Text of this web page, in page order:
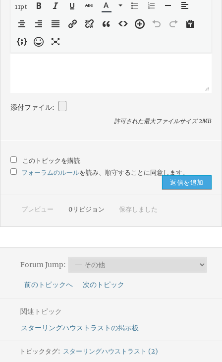
11pt
添付ファイル:
許可された最大ファイルサイズ 2MB
このトピックを購読
フォーラムのルールを読み、順守することに同意します。
プレビュー 0リビジョン 保存しました
Forum Jump:
前のトピックへ 次のトピック
関連トピック
スターリングハウストラストの掲示板
トピックタグ: スターリングハウストラスト (2)